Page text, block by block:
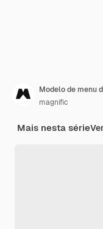
Modelo de menu
magnific
Mais nesta série